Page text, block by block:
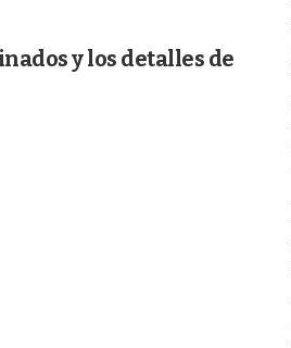
y los detalles de